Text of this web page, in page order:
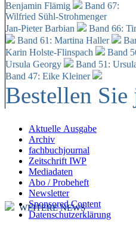
Benjamin Flämig
Band 67:
Wilfried Sühl-Strohmenger
Jan-Pieter Barbian
Band 66:
Band 61: Martina Haller
Karin Holste-Flinspach
Band
Ursula Georgy
Band 51:
Band 47: Eike Kleiner
Bestellen
Aktuelle Ausgabe
Archiv
fachbuchjournal
Zeitschrift IWP
Mediadaten
Abo / Probeheft
Newsletter
Sponsored Content
Datenschutzerklärung
WEITERE NEWS